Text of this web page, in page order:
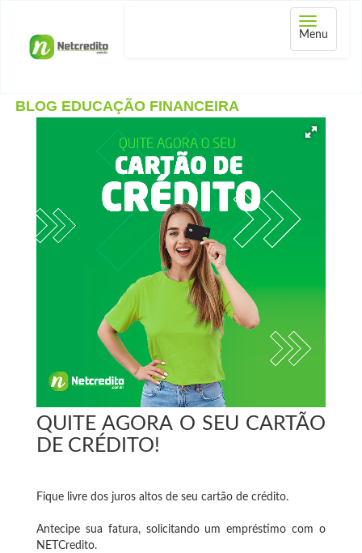
Abrir
menu
Menu
BLOG EDUCAÇÃO FINANCEIRA
QUITE AGORA O SEU CARTÃO
DE CRÉDITO!
Fique livre dos juros altos de seu cartão de crédito.
Antecipe sua fatura, solicitando um empréstimo com o
NETCredito.